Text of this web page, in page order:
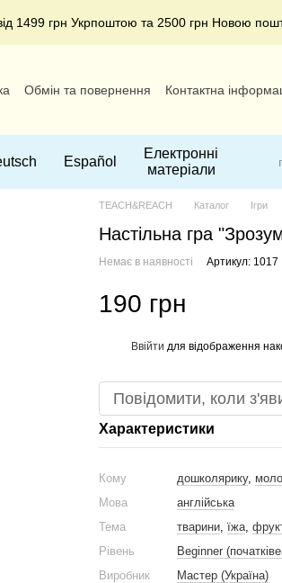
1499 грн Укрпоштою та 2500 грн Новою
Обмін та повернення Контактна
Español
Електронні
матеріали
TEACH&REACH Каталог Ігри
Настільна гра
Немає в наявності Артикул: 1017
190 грн
Ввійти для відображення
Повідомити, коли
Характеристики
Кому дошколярику,
Мова
англійська
Тема
тварини, їжа,
Рівень
Beginner
Виробник
Мастер (Україна)